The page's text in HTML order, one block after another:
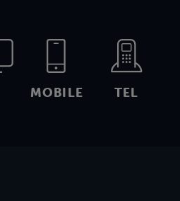
MOBILE TEL